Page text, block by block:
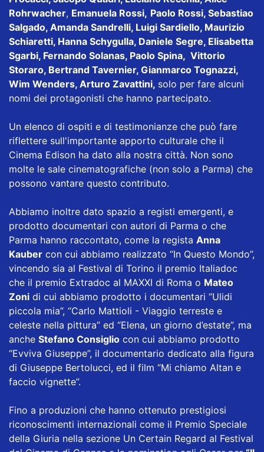
Rohrwacher, Emanuela Rossi, Paolo Rossi, Sebastiao
Salgado, Amanda Sandrelli, Luigi Sardiello, Maurizio
Schiaretti, Hanna Schygulla, Daniele Segre, Elisabetta
Sgarbi, Fernando Solanas, Paolo Spina, Vittorio
Storaro, Bertrand Tavernier, Gianmarco Tognazzi,
Wim Wenders, Arturo Zavattini, solo per fare alcuni
nomi dei protagonisti che hanno partecipato.
Un elenco di ospiti e di testimonianze che può fare
riflettere sull'importante apporto culturale che il
Cinema Edison ha dato alla nostra città. Non sono
molte le sale cinematografiche (non solo a Parma) che
possono vantare questo contributo.
Abbiamo inoltre dato spazio a registi emergenti, e
prodotto documentari con autori di Parma o che
Parma hanno raccontato, come la regista Anna
Kauber con cui abbiamo realizzato “In Questo Mondo”,
vincendo sia al Festival di Torino il premio Italiadoc
che il premio Extradoc al MAXXI di Roma o Mateo
Zoni di cui abbiamo prodotto i documentari “Ulidi
piccola mia”, “Carlo Mattioli - Viaggio terreste e
celeste nella pittura” ed “Elena, un giorno d’estate”, ma
anche Stefano Consiglio con cui abbiamo prodotto
“Evviva Giuseppe”, il documentario dedicato alla figura
di Giuseppe Bertolucci, ed il film “Mi chiamo Altan e
faccio vignette”.
Fino a produzioni che hanno ottenuto prestigiosi
riconoscimenti internazionali come il Premio Speciale
della Giuria nella sezione Un Certain Regard al Festival